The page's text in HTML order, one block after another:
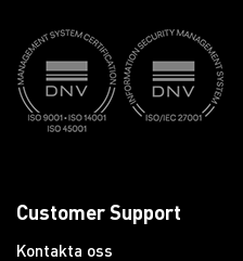
Customer Support
Kontakta oss